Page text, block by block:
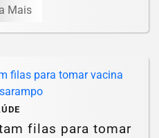
Mais
filas para tomar